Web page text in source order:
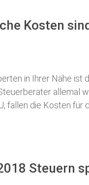
Kosten
in Ihrer Nähe ist
allemal
fallen die Kosten
Steuern